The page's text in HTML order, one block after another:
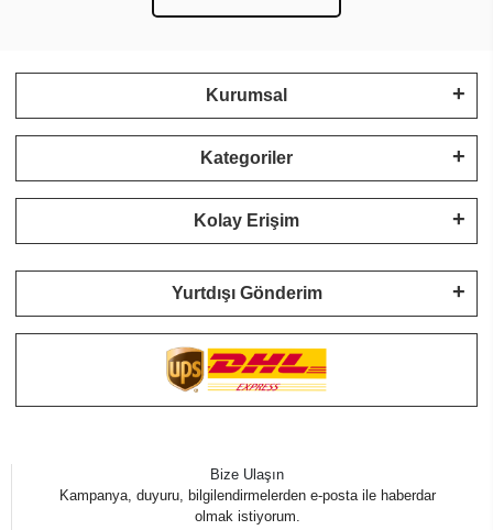
Kurumsal
Kategoriler
Kolay Erişim
Yurtdışı Gönderim
Bize Ulaşın
Kampanya, duyuru, bilgilendirmelerden e-posta ile haberdar
olmak istiyorum.